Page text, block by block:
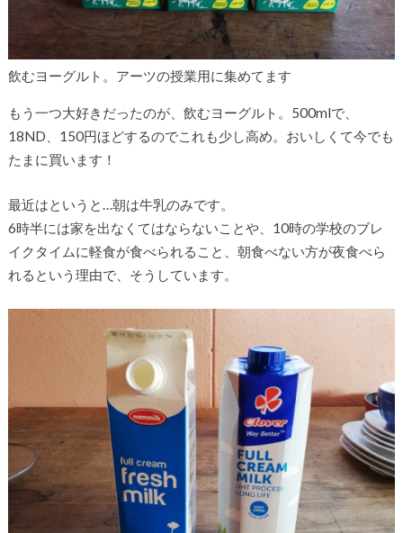
飲むヨーグルト。アーツの授業用に集めてます
もう一つ大好きだったのが、飲むヨーグルト。500mlで、
18ND、150円ほどするのでこれも少し高め。おいしくて今でも
たまに買います！
最近はというと…朝は牛乳のみです。
6時半には家を出なくてはならないことや、10時の学校のブレ
イクタイムに軽食が食べられること、朝食べない方が夜食べら
れるという理由で、そうしています。